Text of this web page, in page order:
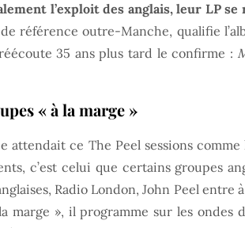
l’exploit des anglais, leur LP
référence outre-Manche, qualifie
35 ans plus tard le confirme :
« à la marge »
ce The Peel sessions
c’est celui que certains groupes
Radio London, John Peel entre
marge », il programme sur les